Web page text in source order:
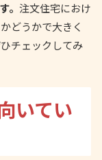
。 注文住宅におけ
どうかで大きく
チェックしてみ
いてい